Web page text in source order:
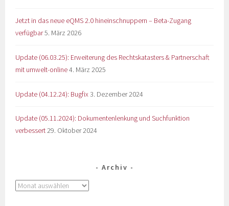
Jetzt in das neue eQMS 2.0 hineinschnuppern – Beta-Zugang
verfügbar5. März 2026
Update (06.03.25): Erweiterung des Rechtskatasters & Partnerschaft
mit umwelt-online4. März 2025
Update (04.12.24): Bugfix 3. Dezember 2024
Update (05.11.2024): Dokumentenlenkung und Suchfunktion
verbessert29. Oktober 2024
Archiv